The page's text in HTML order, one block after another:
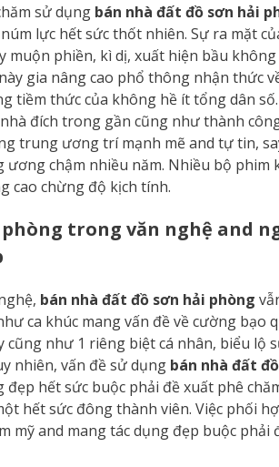
sử dụng bán nhà đất đồ sơn hải
lực hết sức thốt nhiên. Sự ra mặt
muộn phiền, kì dị, xuất hiện bầu
gia nâng cao phổ thông nhận thức
tiềm thức của không hề ít tổng dân
đích trong gần cũng như thành
trung ương trí mạnh mẽ and tự tin,
ương chậm nhiều năm. Nhiều bộ
cao chừng độ kịch tính.
trong văn nghệ and
bán nhà đất đồ sơn hải phòng
ca khúc mang vấn đề về cường bạo
như 1 riêng biệt cá nhân, biểu lộ
nhiên, vấn đề sử dụng bán nhà đất
đẹp hết sức buộc phải đề xuất phê
hết sức đông thành viên. Việc phối
mỹ and mang tác dụng đẹp buộc